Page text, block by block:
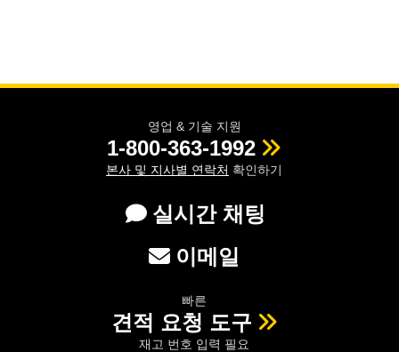
영업 & 기술 지원
1-800-363-1992
본사 및 지사별 연락처 확인하기
실시간 채팅
이메일
빠른
견적 요청 도구
재고 번호 입력 필요